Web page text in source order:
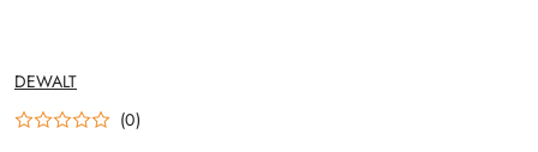
NAZWA
PRODUCENTA:
DEWALT
(0)